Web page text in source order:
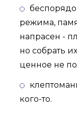
режима,
напрасен -
но собрать
ценное не
кого-то.